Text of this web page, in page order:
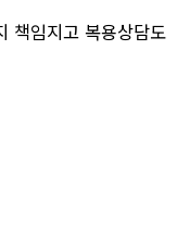
책임지고 복용상담도